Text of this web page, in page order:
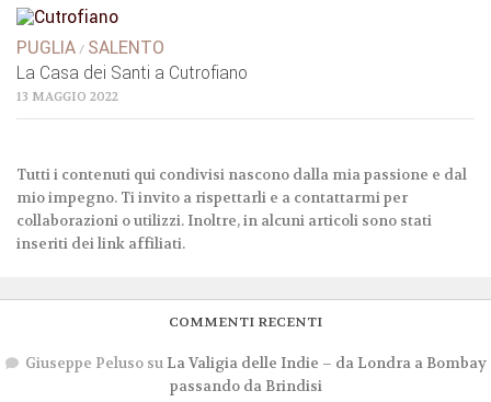
PUGLIA / SALENTO
La Casa dei Santi a Cutrofiano
13 MAGGIO 2022
Tutti i contenuti qui condivisi nascono dalla mia passione e dal
mio impegno. Ti invito a rispettarli e a contattarmi per
collaborazioni o utilizzi. Inoltre, in alcuni articoli sono stati
inseriti dei link affiliati.
COMMENTI RECENTI
Giuseppe Pelusosu La Valigia delle Indie – da Londra a Bombay
passando da Brindisi